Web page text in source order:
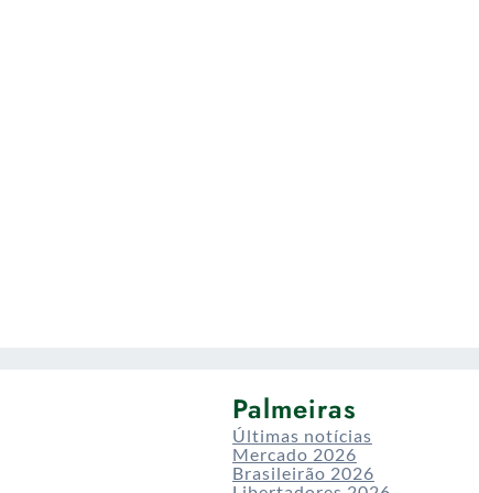
Palmeiras
Últimas notícias
Mercado 2026
Brasileirão 2026